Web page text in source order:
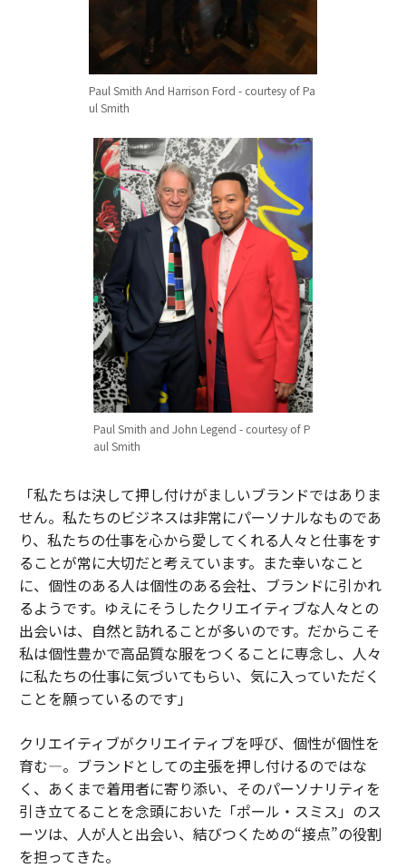
Paul Smith And Harrison Ford - courtesy of Pa
ul Smith
Paul Smith and John Legend - courtesy of P
aul Smith
「私たちは決して押し付けがましいブランドではありま
せん。私たちのビジネスは非常にパーソナルなものであ
り、私たちの仕事を心から愛してくれる人々と仕事をす
ることが常に大切だと考えています。また幸いなこと
に、個性のある人は個性のある会社、ブランドに引かれ
るようです。ゆえにそうしたクリエイティブな人々との
出会いは、自然と訪れることが多いのです。だからこそ
私は個性豊かで高品質な服をつくることに専念し、人々
に私たちの仕事に気づいてもらい、気に入っていただく
ことを願っているのです」
クリエイティブがクリエイティブを呼び、個性が個性を
育む―。ブランドとしての主張を押し付けるのではな
く、あくまで着用者に寄り添い、そのパーソナリティを
引き立てることを念頭においた「ポール・スミス」のス
ーツは、人が人と出会い、結びつくための“接点”の役割
を担ってきた。